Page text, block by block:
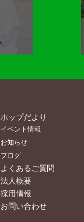
ホップだより
イベント情報
お知らせ
ブログ
よくあるご質問
法人概要
採用情報
お問い合わせ